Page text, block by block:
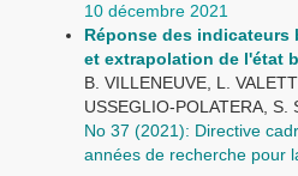
10 décembre 2021
Réponse des
et extrapolation de l'état
B. VILLENEUVE, L.
USSEGLIO-POLATERA, S.
No 37 (2021): Directive
années de recherche pour